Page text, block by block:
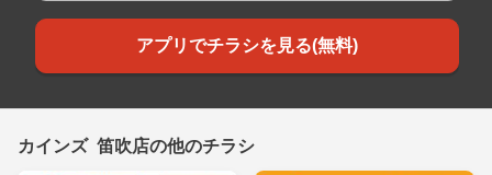
アプリでチラシを見る(無料)
カインズ 笛吹店の他のチラシ